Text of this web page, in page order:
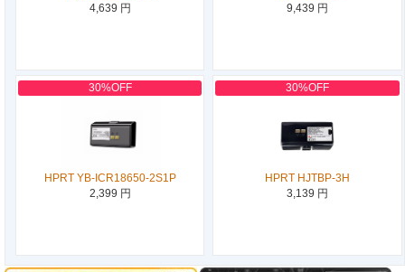
4,639 円
9,439 円
30%OFF
HPRT YB-ICR18650-2S1P
2,399 円
30%OFF
HPRT HJTBP-3H
3,139 円